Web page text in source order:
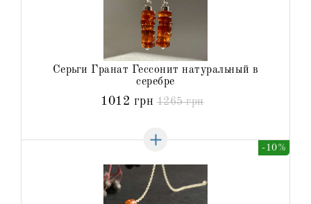
1012 грн 1265 грн
Серьги Гранат Гессонит натуральный в
серебре
-10%